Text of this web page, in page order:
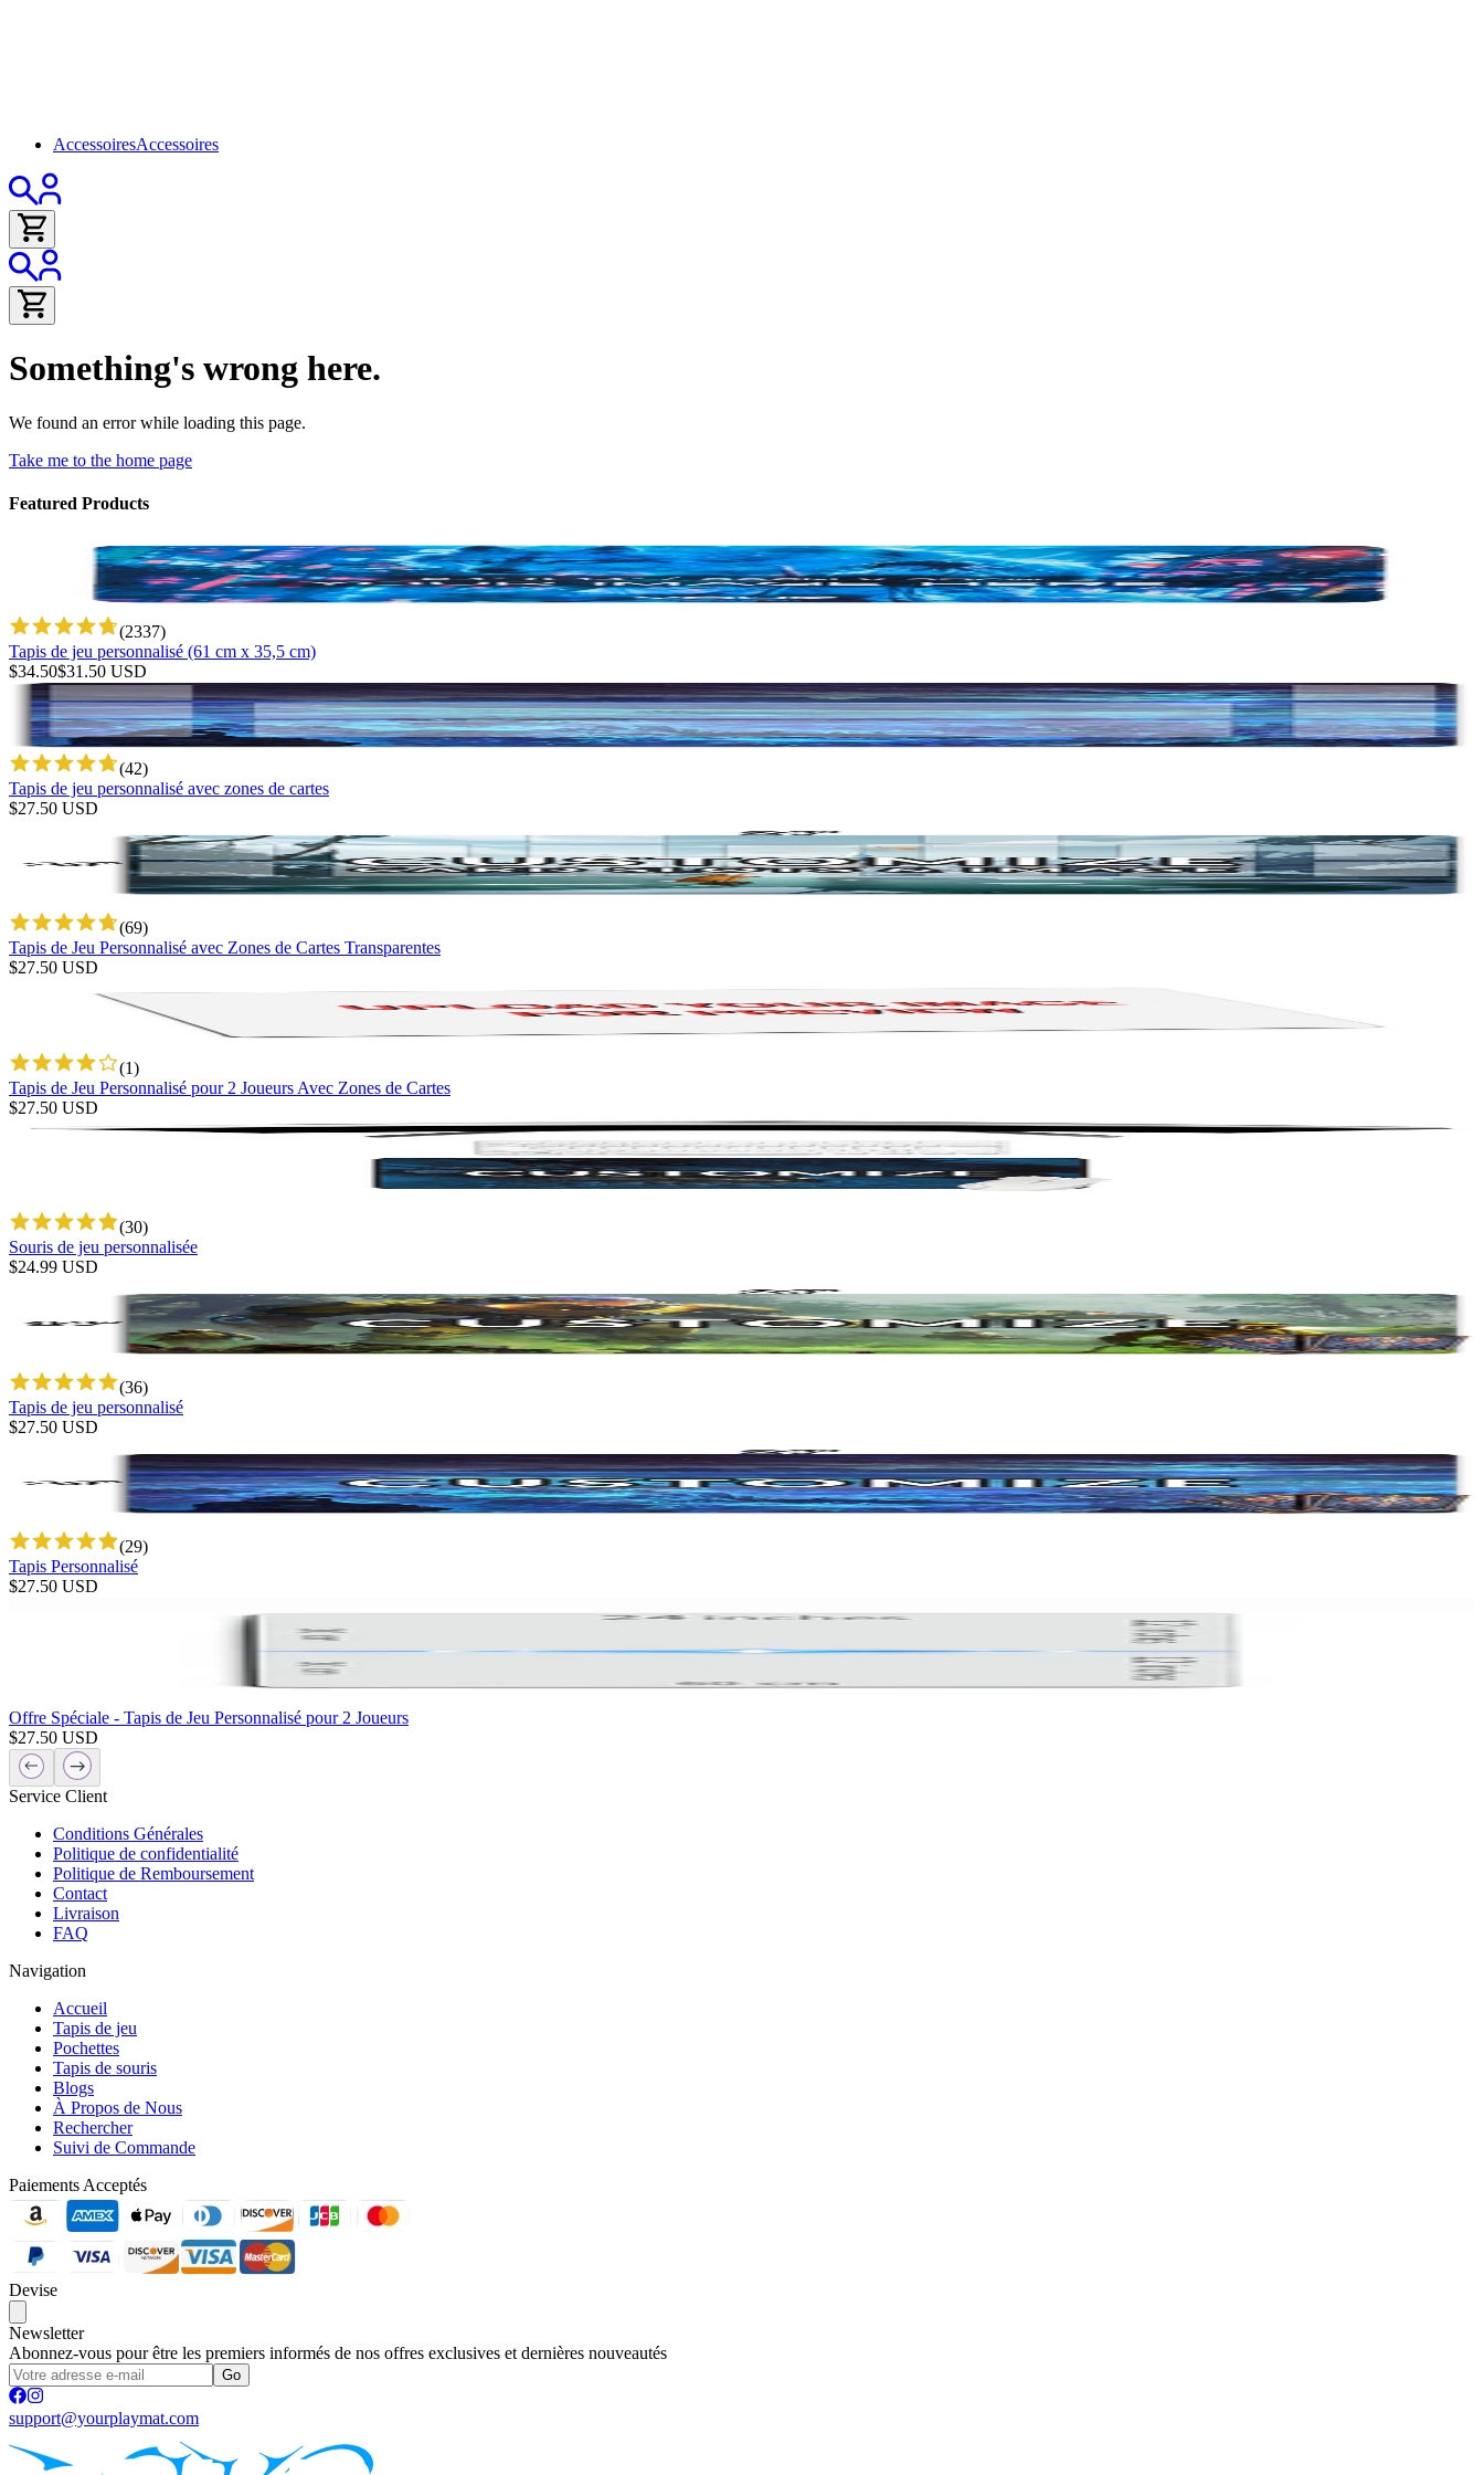
AccessoiresAccessoires
Something's wrong here.
We found an error while loading this page.
Take me to the home page
Featured Products
(2337)
Tapis de jeu personnalisé (61 cm x 35,5 cm)
$34.50$31.50 USD
(42)
Tapis de jeu personnalisé avec zones de cartes
$27.50 USD
(69)
Tapis de Jeu Personnalisé avec Zones de Cartes Transparentes
$27.50 USD
(1)
Tapis de Jeu Personnalisé pour 2 Joueurs Avec Zones de Cartes
$27.50 USD
(30)
Souris de jeu personnalisée
$24.99 USD
(36)
Tapis de jeu personnalisé
$27.50 USD
(29)
Tapis Personnalisé
$27.50 USD
Offre Spéciale - Tapis de Jeu Personnalisé pour 2 Joueurs
$27.50 USD
Service Client
Conditions Générales
Politique de confidentialité
Politique de Remboursement
Contact
Livraison
FAQ
Navigation
Accueil
Tapis de jeu
Pochettes
Tapis de souris
Blogs
À Propos de Nous
Rechercher
Suivi de Commande
Paiements Acceptés
Devise
Newsletter
Abonnez-vous pour être les premiers informés de nos offres exclusives et dernières nouveautés
Go
support@yourplaymat.com